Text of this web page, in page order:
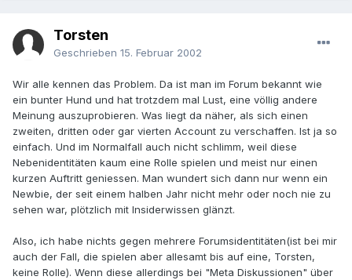
Torsten
Geschrieben 15. Februar 2002
Wir alle kennen das Problem. Da ist man im Forum bekannt wie
ein bunter Hund und hat trotzdem mal Lust, eine völlig andere
Meinung auszuprobieren. Was liegt da näher, als sich einen
zweiten, dritten oder gar vierten Account zu verschaffen. Ist ja so
einfach. Und im Normalfall auch nicht schlimm, weil diese
Nebenidentitäten kaum eine Rolle spielen und meist nur einen
kurzen Auftritt geniessen. Man wundert sich dann nur wenn ein
Newbie, der seit einem halben Jahr nicht mehr oder noch nie zu
sehen war, plötzlich mit Insiderwissen glänzt.
Also, ich habe nichts gegen mehrere Forumsidentitäten(ist bei mir
auch der Fall, die spielen aber allesamt bis auf eine, Torsten,
keine Rolle). Wenn diese allerdings bei "Meta Diskussionen" über